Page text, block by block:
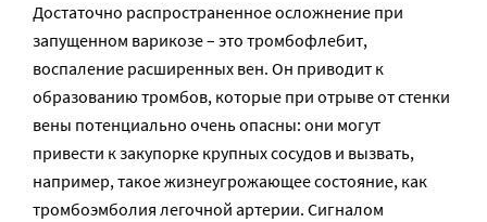
Достаточно распространенное осложнение при
запущенном варикозе – это тромбофлебит,
воспаление расширенных вен. Он приводит к
образованию тромбов, которые при отрыве от стенки
вены потенциально очень опасны: они могут
привести к закупорке крупных сосудов и вызвать,
например, такое жизнеугрожающее состояние, как
тромбоэмболия легочной артерии. Сигналом